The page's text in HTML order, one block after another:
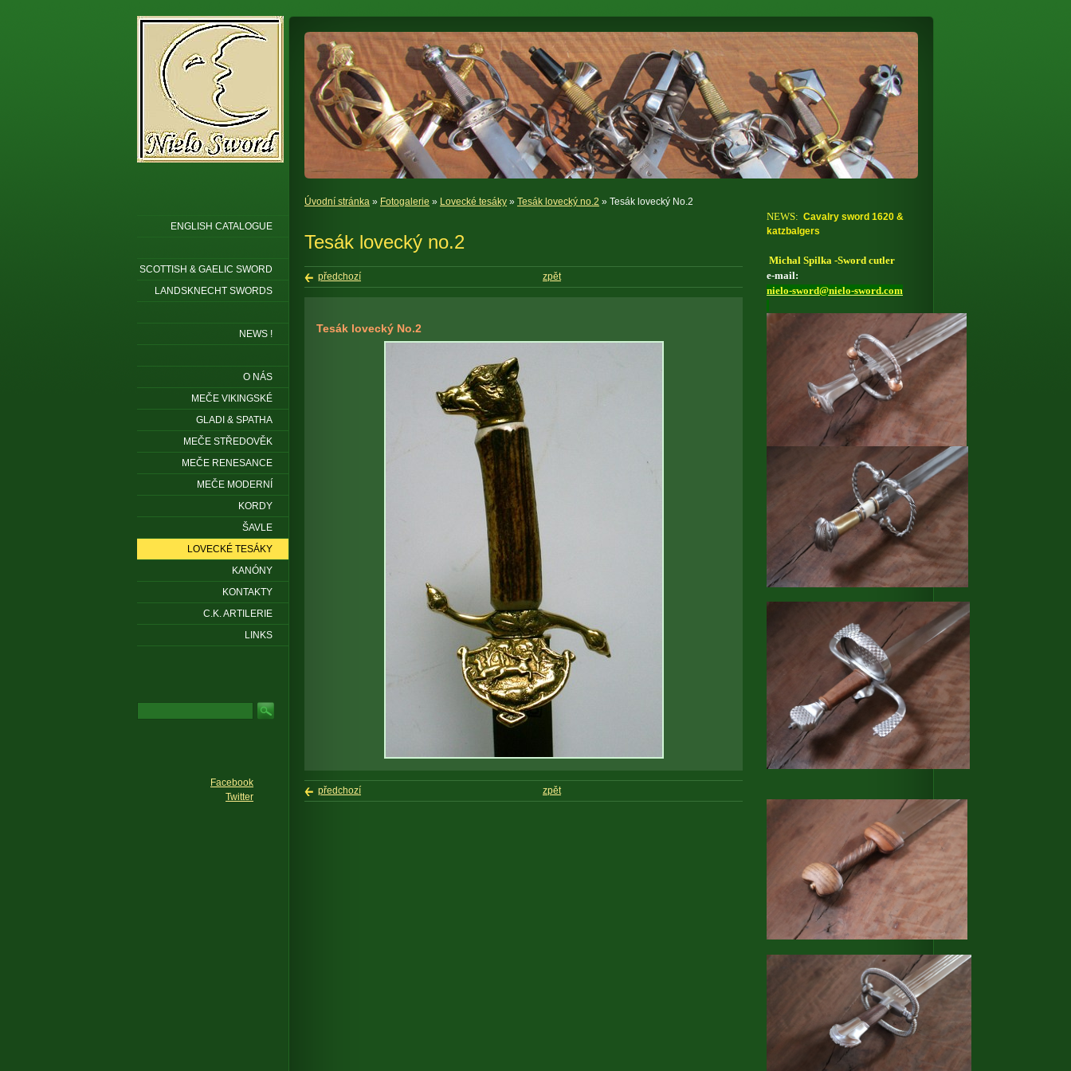
Úvodní stránka » Fotogalerie » Lovecké tesáky » Tesák lovecký no.2 » Tesák lovecký No.2
Tesák lovecký no.2
předchozí zpět
Tesák lovecký No.2
předchozí zpět
NEWS: Cavalry sword 1620 &
katzbalgers
Michal Spilka -Sword cutler
e-mail:
nielo-sword@nielo-sword.com
ENGLISH CATALOGUE
SCOTTISH & GAELIC SWORD
LANDSKNECHT SWORDS
NEWS !
O NÁS
MEČE VIKINGSKÉ
GLADI & SPATHA
MEČE STŘEDOVĚK
MEČE RENESANCE
MEČE MODERNÍ
KORDY
ŠAVLE
LOVECKÉ TESÁKY
KANÓNY
KONTAKTY
C.K. ARTILERIE
LINKS
Facebook
Twitter